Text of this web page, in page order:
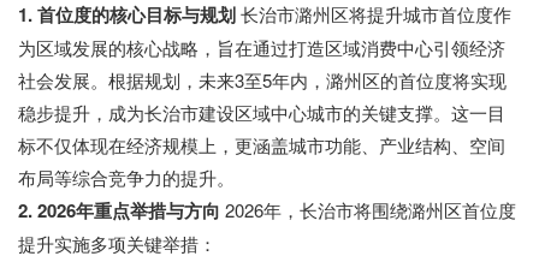
1. 首位度的核心目标与规划长治市潞州区将提升城市首位度作
为区域发展的核心战略，旨在通过打造区域消费中心引领经济
社会发展。根据规划，未来3至5年内，潞州区的首位度将实现
稳步提升，成为长治市建设区域中心城市的关键支撑。这一目
标不仅体现在经济规模上，更涵盖城市功能、产业结构、空间
布局等综合竞争力的提升。
2. 2026年重点举措与方向 2026年，长治市将围绕潞州区首位度
提升实施多项关键举措：